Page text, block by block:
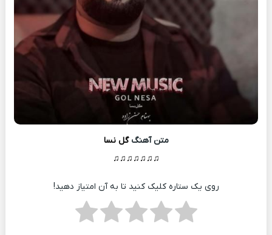
متن آهنگ گل نسا
♫♫♫♫♫♫♫
روی یک ستاره کلیک کنید تا به آن امتیاز دهید!